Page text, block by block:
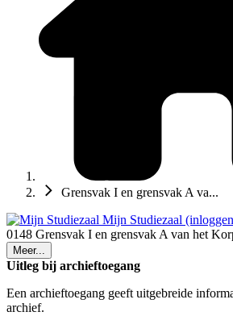
Grensvak I en grensvak A va...
Mijn Studiezaal
0148 Grensvak I en grensvak A van het
Meer...
Uitleg bij archieftoegang
Een archieftoegang geeft uitgebreide
archief.